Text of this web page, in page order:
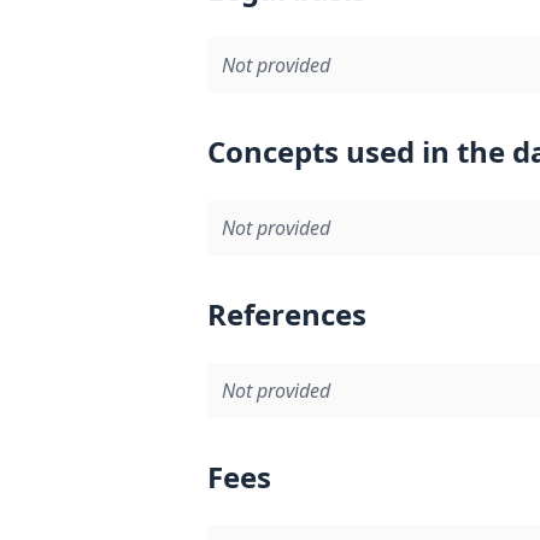
Not provided
Concepts used in the
Not provided
References
Not provided
Fees